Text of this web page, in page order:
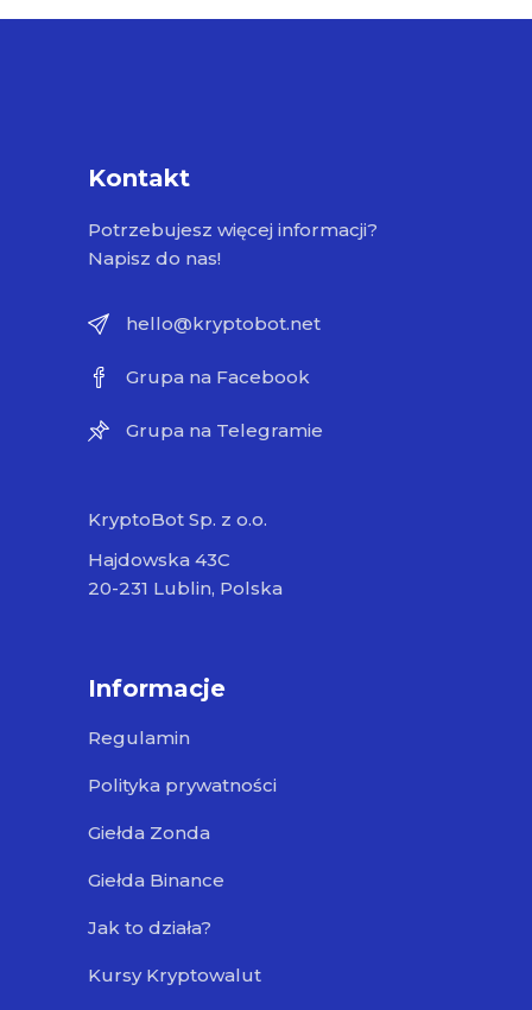
Kontakt
Potrzebujesz więcej informacji?
Napisz do nas!
hello@kryptobot.net
Grupa na Facebook
Grupa na Telegramie
KryptoBot Sp. z o.o.
Hajdowska 43C
20-231 Lublin, Polska
Informacje
Regulamin
Polityka prywatności
Giełda Zonda
Giełda Binance
Jak to działa?
Kursy Kryptowalut